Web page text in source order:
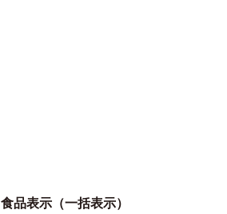
食品表示（一括表示）